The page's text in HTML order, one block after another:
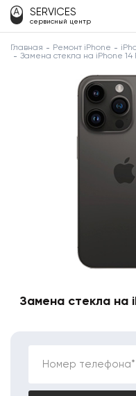
SERVICES
сервисный центр
Главная Ремонт iPhone
Замена стекла на iPhone 14
Замена стекла на
Номер телефона*